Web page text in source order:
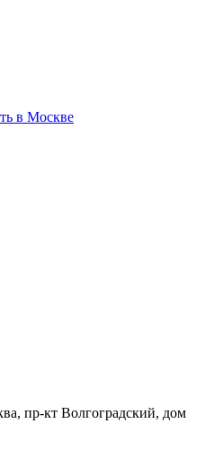
в Москве
пр-кт Волгоградский, дом